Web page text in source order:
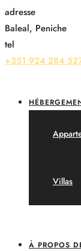
adresse
Baleal, Peniche
tel
+351 924 284
Villas
À PROPOS